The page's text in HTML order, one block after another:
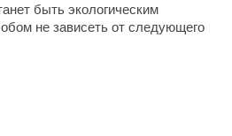
быть экологическим
не зависеть от следующего